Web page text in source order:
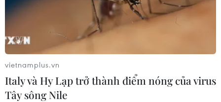
tuyến khả thi và phù hợp với học sinh, có sự tương tác
thường xuyên, liên tục giữa giáo viên với phụ huynh,
học sinh mới đem lại hiệu quả thực sự.
vietnamplus.vn
Italy và Hy Lạp trở thành điểm nóng của virus
Tây sông Nile